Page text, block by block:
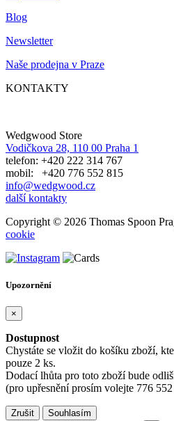
Blog
Newsletter
Naše prodejna v Praze
KONTAKTY
Wedgwood Store
Vodičkova 28, 110 00 Praha 1
telefon: +420 222 314 767
mobil: +420 776 552 815
info@wedgwood.cz
další kontakty
Copyright © 2026 Thomas Spoon
cookie
Upozornění
×
Dostupnost
Chystáte se vložit do košíku zboží,
pouze 2 ks.
Dodací lhůta pro toto zboží bude
(pro upřesnění prosím volejte 776
Zrušit Souhlasím